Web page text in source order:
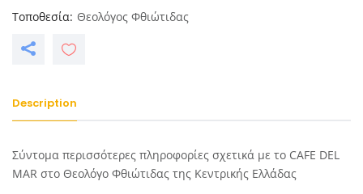
Τοποθεσία Θεολόγος Φθιώτιδας
Description
Σύντομα περισσότερες πληροφορίες σχετικά με το CAFE DEL
MAR στο Θεολόγο Φθιώτιδας της Κεντρικής Ελλάδας